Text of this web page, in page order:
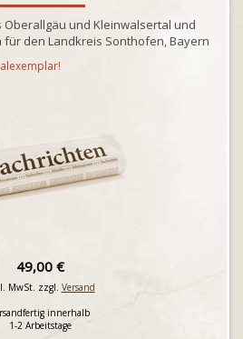
und Kleinwalsertal und
den Landkreis Sonthofen, Bayern
49,00 €
MwSt. zzgl. Versand
innerhalb
1-2 Arbeitstage